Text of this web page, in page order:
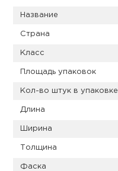
Название
Страна
Класс
Площадь упаковок
Кол-во штук в упаковке
Длина
Ширина
Толщина
Фаска